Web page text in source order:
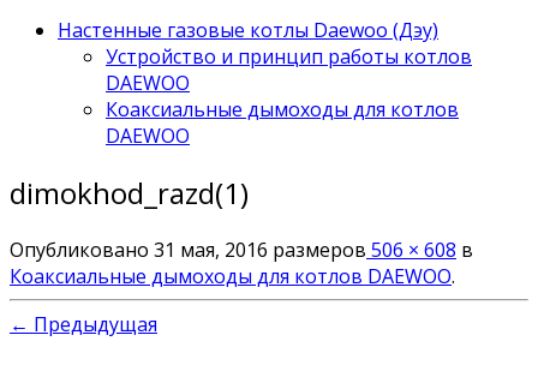
Настенные газовые котлы Daewoo (Дэу)
Устройство и принцип работы котлов
DAEWOO
Коаксиальные дымоходы для котлов
DAEWOO
dimokhod_razd(1)
Опубликовано 31 мая, 2016 размеров 506 × 608 в
Коаксиальные дымоходы для котлов DAEWOO.
← Предыдущая